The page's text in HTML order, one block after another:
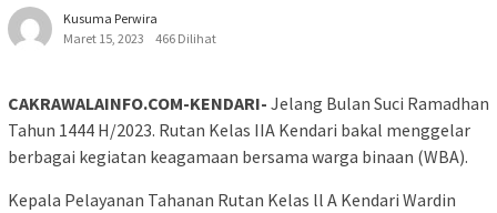
Kusuma Perwira
Maret 15, 2023
466 Dilihat
CAKRAWALAINFO.COM-KENDARI- Jelang Bulan Suci Ramadhan
Tahun 1444 H/2023. Rutan Kelas IIA Kendari bakal menggelar
berbagai kegiatan keagamaan bersama warga binaan (WBA).
Kepala Pelayanan Tahanan Rutan Kelas ll A Kendari Wardin